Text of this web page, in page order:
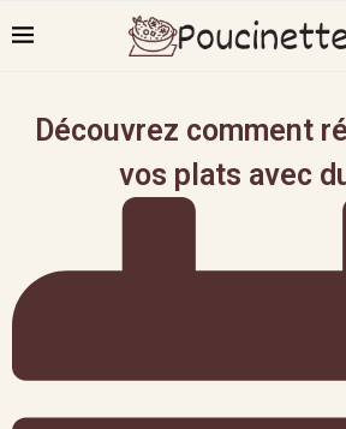
Découvrez comment
vos plats avec